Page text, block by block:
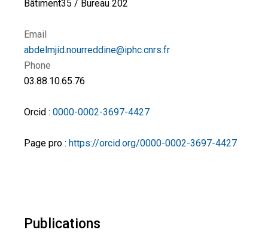
Bâtiment35 / Bureau 202
Email
abdelmjid.nourreddine@iphc.cnrs.fr
Phone
03.88.10.65.76
Orcid : 0000-0002-3697-4427
Page pro : https://orcid.org/0000-0002-3697-4427
Publications